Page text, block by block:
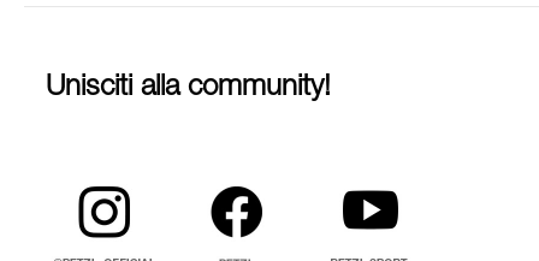
Unisciti alla community!